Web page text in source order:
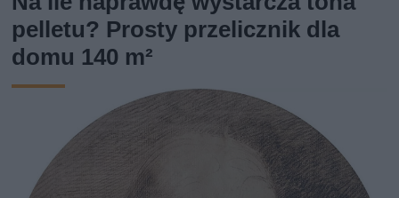
pelletu? Prosty przelicznik dla
domu 140 m²